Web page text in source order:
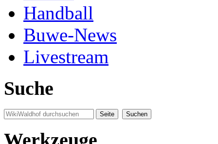
Handball
Buwe-News
Livestream
Suche